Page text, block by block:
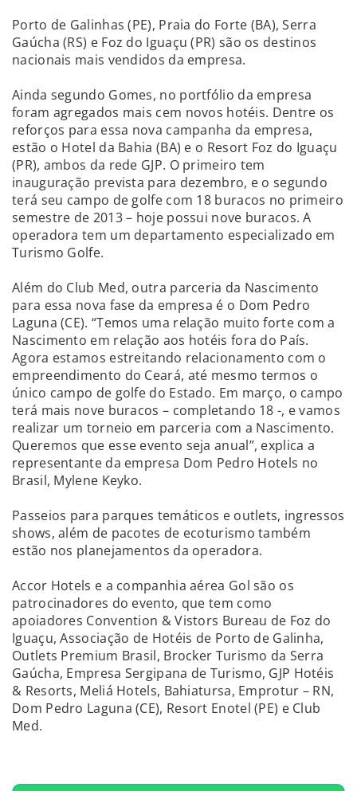
Porto de Galinhas (PE), Praia do Forte (BA), Serra
Gaúcha (RS) e Foz do Iguaçu (PR) são os destinos
nacionais mais vendidos da empresa.
Ainda segundo Gomes, no portfólio da empresa
foram agregados mais cem novos hotéis. Dentre os
reforços para essa nova campanha da empresa,
estão o Hotel da Bahia (BA) e o Resort Foz do Iguaçu
(PR), ambos da rede GJP. O primeiro tem
inauguração prevista para dezembro, e o segundo
terá seu campo de golfe com 18 buracos no primeiro
semestre de 2013 – hoje possui nove buracos. A
operadora tem um departamento especializado em
Turismo Golfe.
Além do Club Med, outra parceria da Nascimento
para essa nova fase da empresa é o Dom Pedro
Laguna (CE). “Temos uma relação muito forte com a
Nascimento em relação aos hotéis fora do País.
Agora estamos estreitando relacionamento com o
empreendimento do Ceará, até mesmo termos o
único campo de golfe do Estado. Em março, o campo
terá mais nove buracos – completando 18 -, e vamos
realizar um torneio em parceria com a Nascimento.
Queremos que esse evento seja anual”, explica a
representante da empresa Dom Pedro Hotels no
Brasil, Mylene Keyko.
Passeios para parques temáticos e outlets, ingressos
shows, além de pacotes de ecoturismo também
estão nos planejamentos da operadora.
Accor Hotels e a companhia aérea Gol são os
patrocinadores do evento, que tem como
apoiadores Convention & Vistors Bureau de Foz do
Iguaçu, Associação de Hotéis de Porto de Galinha,
Outlets Premium Brasil, Brocker Turismo da Serra
Gaúcha, Empresa Sergipana de Turismo, GJP Hotéis
& Resorts, Meliá Hotels, Bahiatursa, Emprotur – RN,
Dom Pedro Laguna (CE), Resort Enotel (PE) e Club
Med.